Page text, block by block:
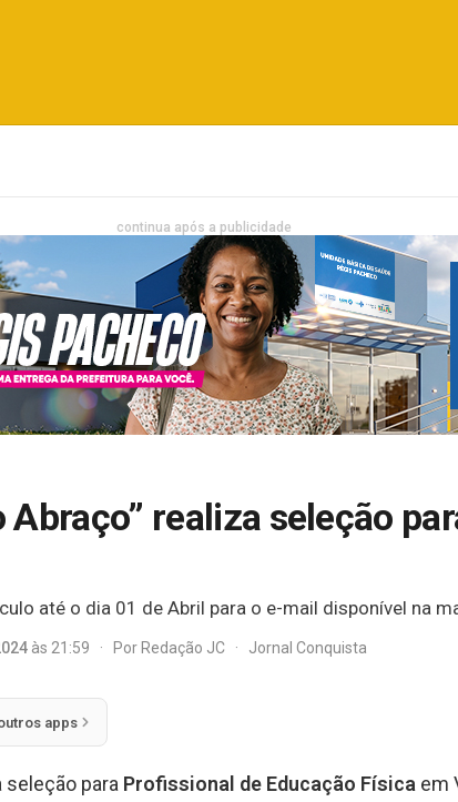
continua após a publicidade
Abraço” realiza seleção
até o dia 01 de Abril para o e-mail disponível na
às 21:59 · PorRedação JC · Jornal Conquista
apps
seleção para Profissional de Educação Física em